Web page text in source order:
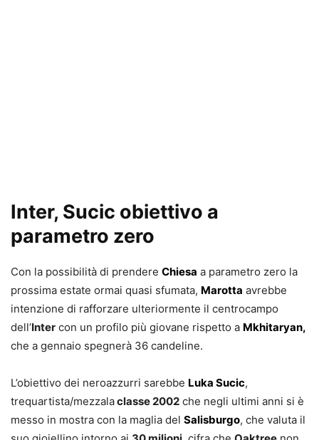
Inter, Sucic obiettivo a
parametro zero
Con la possibilità di prendere Chiesa a parametro zero la
prossima estate ormai quasi sfumata, Marotta avrebbe
intenzione di rafforzare ulteriormente il centrocampo
dell’Inter con un profilo più giovane rispetto a Mkhitaryan,
che a gennaio spegnerà 36 candeline.
L’obiettivo dei neroazzurri sarebbe Luka Sucic,
trequartista/mezzalaclasse 2002 che negli ultimi anni si è
messo in mostra con la maglia del Salisburgo, che valuta il